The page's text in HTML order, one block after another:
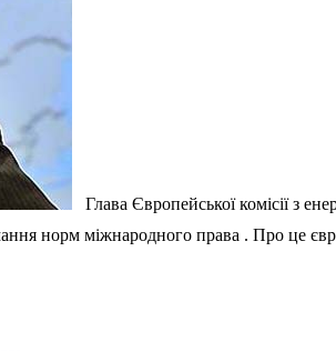
Глава Європейської комісії з
норм міжнародного права . Про це